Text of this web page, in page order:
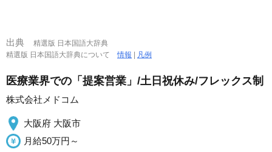
出典
精選版 日本国語大辞典
精選版 日本国語大辞典について情報 | 凡例
医療業界での「提案営業」/土日祝休み/フレックス制
株式会社メドコム
大阪府 大阪市
月給50万円～